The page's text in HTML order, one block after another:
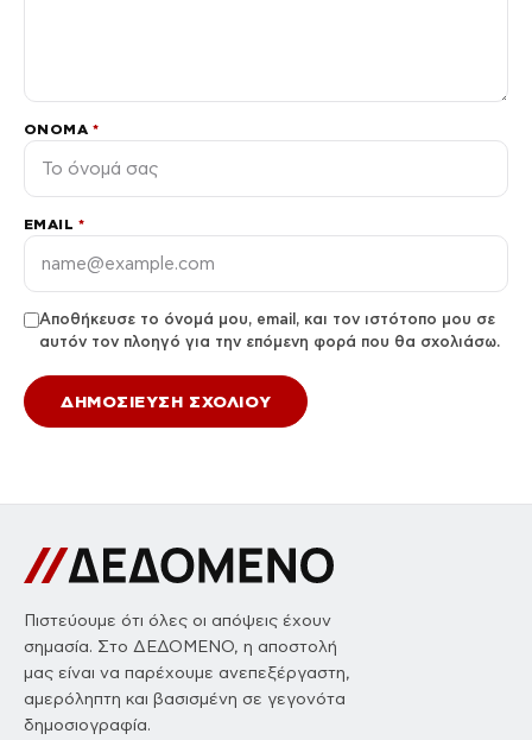
ΌΝΟΜΑ *
EMAIL *
Αποθήκευσε το όνομά μου, email, και τον ιστότοπο μου σε
αυτόν τον πλοηγό για την επόμενη φορά που θα σχολιάσω.
Πιστεύουμε ότι όλες οι απόψεις έχουν
σημασία. Στο ΔΕΔΟΜΕΝΟ, η αποστολή
μας είναι να παρέχουμε ανεπεξέργαστη,
αμερόληπτη και βασισμένη σε γεγονότα
δημοσιογραφία.